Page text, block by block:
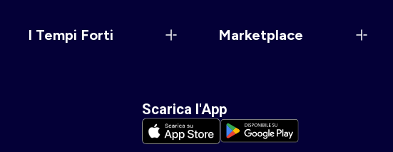
I Tempi Forti Marketplace
Scarica l'App